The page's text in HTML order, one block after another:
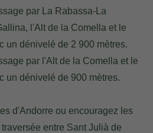
par La Rabassa-La
l'Alt de la Comella et le
un dénivelé de 2 900 mètres.
par l'Alt de la Comella et le
un dénivelé de 900 mètres.
d'Andorre ou encouragez les
entre Sant Julià de